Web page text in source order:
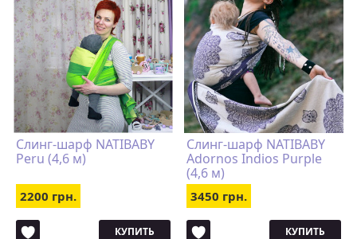
Слинг-шарф NATIBABY
Peru (4,6 м)
2200 грн.
КУПИТЬ
Слинг-шарф NATIBABY
Adornos Indios Purple
(4,6 м)
3450 грн.
КУПИТЬ